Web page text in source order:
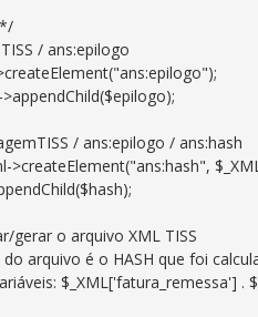
gerar o arquivo XML TISS
arquivo é o HASH que foi
$_XML['fatura_remessa'] .